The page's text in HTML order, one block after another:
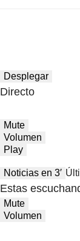
Desplegar
Directo
Mute
Volumen
Play
Noticias en 3′
Estas
Mute
Volumen